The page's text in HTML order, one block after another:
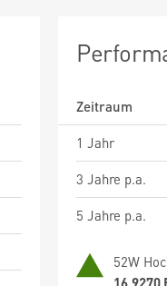
Zeitraum
1 Jahr
3 Jahre p.a.
5 Jahre p.a.
52W
16,9270